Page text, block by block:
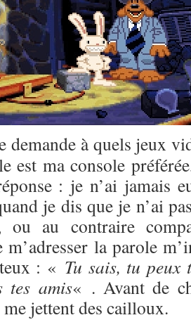
demande à quels jeux
est ma console
: je n’ai jamais
je dis que je n’ai
ou au contraire
m’adresser la parole
: « Tu sais, tu peux
tes amis« . Avant de
me jettent des cailloux.